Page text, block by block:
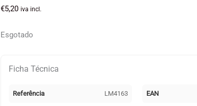
€5,20 iva incl.
Esgotado
Ficha Técnica
Referência LM4163 EAN